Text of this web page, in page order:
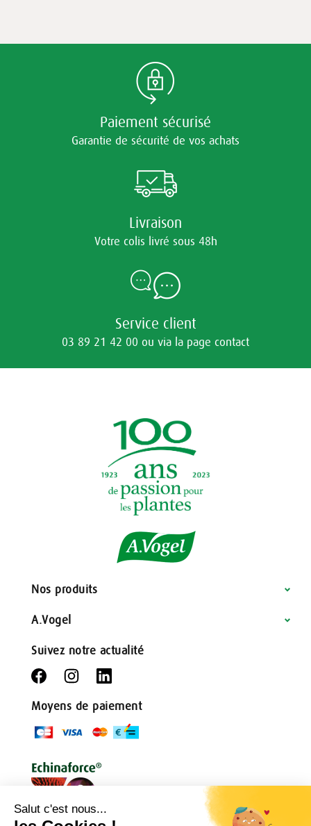
Paiement sécurisé
Garantie de sécurité de vos achats
Livraison
Votre colis livré sous 48h
Service client
03 89 21 42 00 ou via la page contact
Nos produits
A.Vogel
Suivez notre actualité
Moyens de paiement